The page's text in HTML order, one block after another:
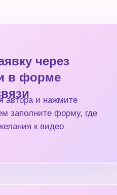
автора и нажмите
заполните форму, где
к видео
через
в форме